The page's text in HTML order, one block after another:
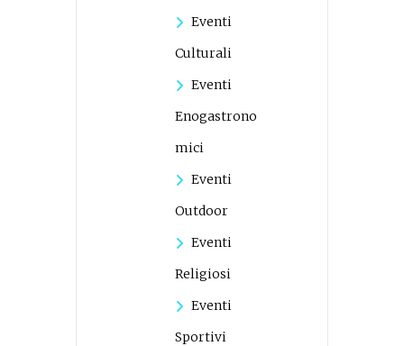
Eventi
Culturali
Eventi
Enogastrono
mici
Eventi
Outdoor
Eventi
Religiosi
Eventi
Sportivi